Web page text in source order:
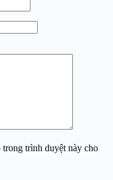
trình duyệt này cho